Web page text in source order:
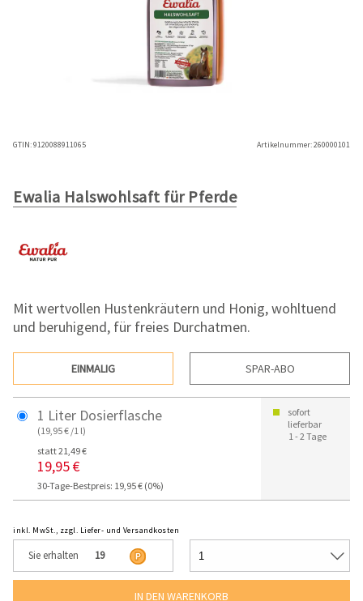
GTIN:9120088911065 Artikelnummer:260000101
Ewalia Halswohlsaft für Pferde
Mit wertvollen Hustenkräutern und Honig, wohltuend
und beruhigend, für freies Durchatmen.
EINMALIG SPAR-ABO
1 Liter Dosierflasche
(19,95 € /1 l)
statt 21,49 €
19,95 €
30-Tage-Bestpreis: 19,95 € (0%)
sofort
lieferbar
1 - 2 Tage
inkl. MwSt., zzgl. Liefer- und Versandkosten
Sie erhalten 19